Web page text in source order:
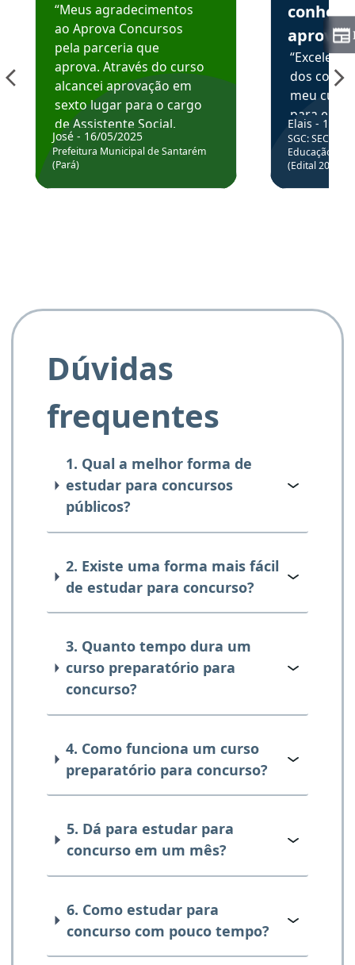
“Meus agradecimentos
ao Aprova Concursos
pela parceria que
aprova. Através do curso
alcancei aprovação em
sexto lugar para o cargo
de Assistente Social.
Hoje estou atuando na
Prefeitura de Santarém.
José - 16/05/2025
Prefeitura Municipal de Santarém
(Pará)
aprova
dos
meu
para
colocar
através
de
Elais - 15/
SGC: SEC BA
Educação
(Edital
Dúvidas
frequentes
1. Qual a melhor forma de
estudar para concursos
públicos?
2. Existe uma forma mais fácil
de estudar para concurso?
3. Quanto tempo dura um
curso preparatório para
concurso?
4. Como funciona um curso
preparatório para concurso?
5. Dá para estudar para
concurso em um mês?
6. Como estudar para
concurso com pouco tempo?